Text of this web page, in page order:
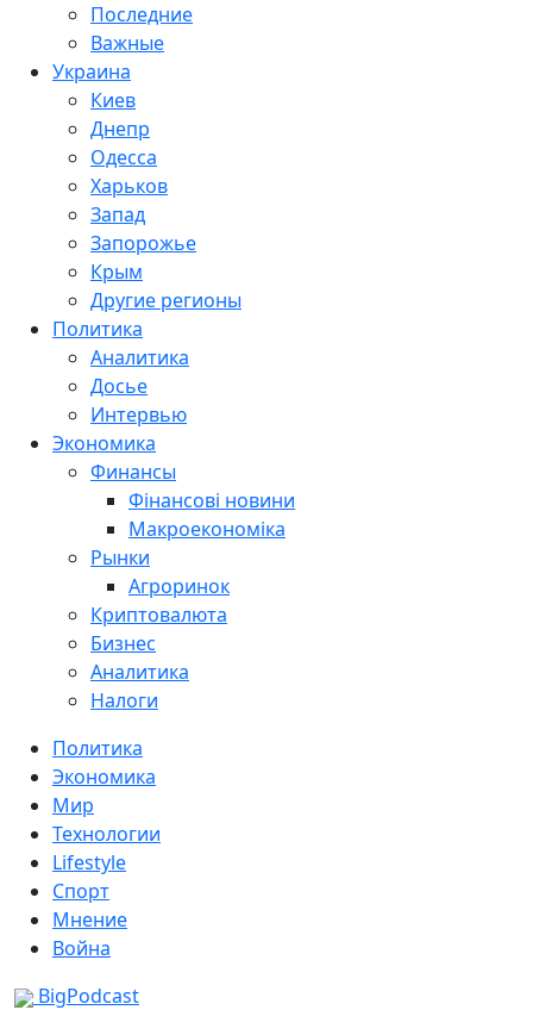
Последние
Важные
Украина
Киев
Днепр
Одесса
Харьков
Запад
Запорожье
Крым
Другие регионы
Политика
Аналитика
Досье
Интервью
Экономика
Финансы
Фінансові новини
Макроекономіка
Рынки
Агроринок
Криптовалюта
Бизнес
Аналитика
Налоги
Политика
Экономика
Мир
Технологии
Lifestyle
Спорт
Мнение
Война
BigPodcast